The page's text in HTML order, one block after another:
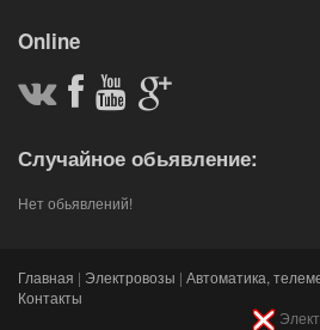
Online
Случайное обьявление:
Нет обьявлений!
Главная | Электровозы | Автоматика,
Контакты